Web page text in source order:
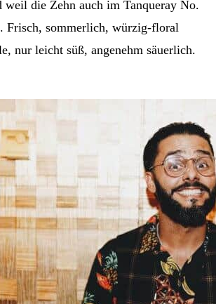
weil die Zehn auch im Tanqueray No.
Frisch, sommerlich, würzig-floral
nur leicht süß, angenehm säuerlich.